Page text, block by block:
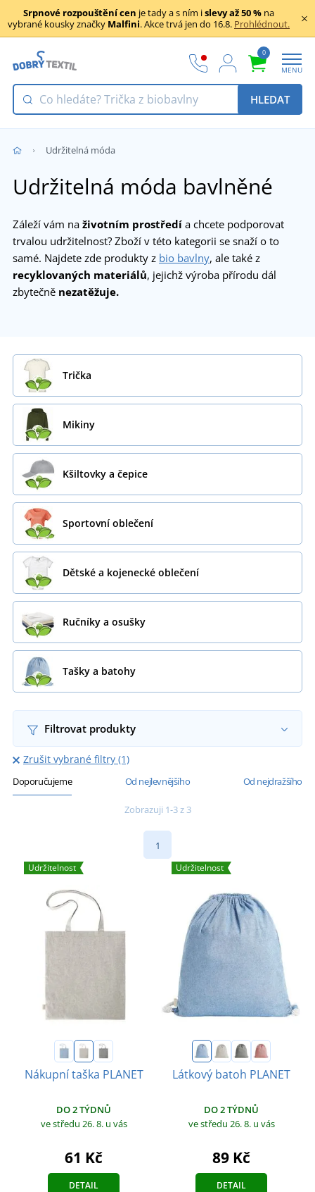
Srpnové rozpouštění cen je tady a s ním islevy až 50 % na
vybrané kousky značky Malfini. Akce trvá jen do 16.8. Prohlédnout.
0
MENU
HLEDAT
Udržitelná móda
Udržitelná móda bavlněné
Záleží vám na životním prostředí a chcete podporovat
trvalou udržitelnost? Zboží v této kategorii se snaží o to
samé. Najdete zde produkty z bio bavlny, ale také z
recyklovaných materiálů, jejichž výroba přírodu dál
zbytečně nezatěžuje.
Trička
Mikiny
Kšiltovky a čepice
Sportovní oblečení
Dětské a kojenecké oblečení
Ručníky a osušky
Tašky a batohy
Filtrovat produkty
Zrušit vybrané filtry (1)
Doporučujeme Od nejlevnějšího Od nejdražšího
Zobrazuji 1-3 z 3
1
Udržitelnost
Nákupní taška PLANET
DO 2 TÝDNŮ
ve středu 26. 8. u vás
61 Kč
DETAIL
Udržitelnost
Látkový batoh PLANET
DO 2 TÝDNŮ
ve středu 26. 8. u vás
89 Kč
DETAIL